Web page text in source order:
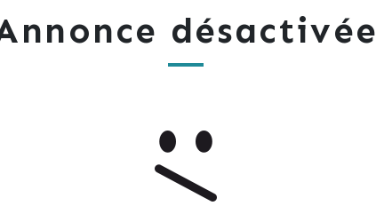
désactivée